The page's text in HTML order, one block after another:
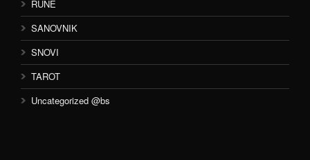
RUNE
SANOVNIK
SNOVI
TAROT
Uncategorized @bs